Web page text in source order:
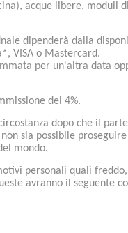
acque libere, moduli
dipenderà dalla
VISA o Mastercard.
per un'altra data
del 4%.
dopo che il
sia possibile
mondo.
personali quali
avranno il seguente